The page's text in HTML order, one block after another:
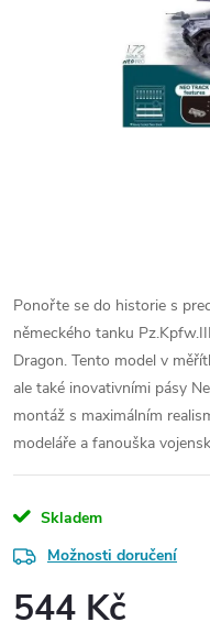
Ponořte se do historie s
německého tanku
Dragon. Tento model v
ale také inovativními pásy
montáž s maximálním
modeláře a fanouška
Skladem
Možnosti doručení
544 Kč